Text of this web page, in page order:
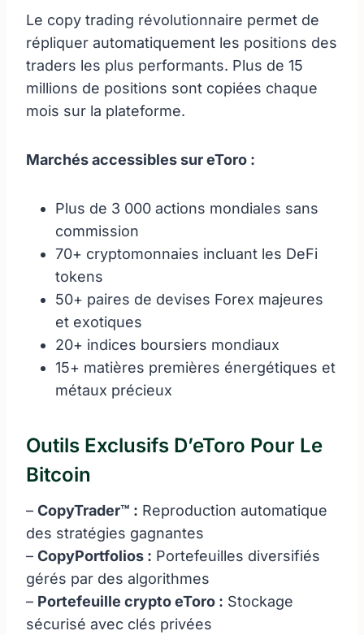
Le copy trading révolutionnaire permet de
répliquer automatiquement les positions des
traders les plus performants. Plus de 15
millions de positions sont copiées chaque
mois sur la plateforme.
Marchés accessibles sur eToro :
Plus de 3 000 actions mondiales sans
commission
70+ cryptomonnaies incluant les DeFi
tokens
50+ paires de devises Forex majeures
et exotiques
20+ indices boursiers mondiaux
15+ matières premières énergétiques et
métaux précieux
Outils Exclusifs D’eToro Pour Le
Bitcoin
– CopyTrader™ : Reproduction automatique
des stratégies gagnantes
– CopyPortfolios : Portefeuilles diversifiés
gérés par des algorithmes
– Portefeuille crypto eToro : Stockage
sécurisé avec clés privées